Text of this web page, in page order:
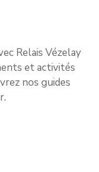
Relais Vézelay
et activités
nos guides